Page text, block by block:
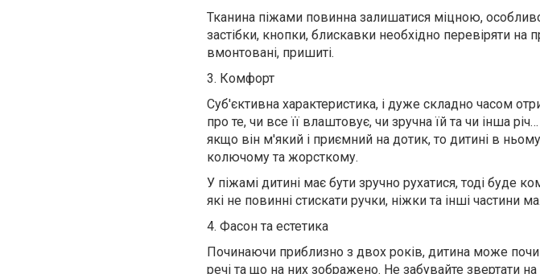
Тканина піжами повинна залишатися міцною, особливо
застібки, кнопки, блискавки необхідно перевіряти на
вмонтовані, пришиті.
3. Комфорт
Суб'єктивна характеристика, і дуже складно часом
про те, чи все її влаштовує, чи зручна їй та чи інша
якщо він м'який і приємний на дотик, то дитині в
колючому та жорсткому.
У піжамі дитині має бути зручно рухатися, тоді буде
які не повинні стискати ручки, ніжки та інші частини
4. Фасон та естетика
Починаючи приблизно з двох років, дитина може
речі та що на них зображено. Не забувайте звертати